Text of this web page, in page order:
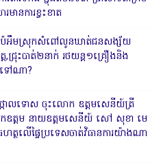
ានការខ្វះខាត
េអឹមស្រុកសំពៅលូនឃាត់ជនសង្ស័យ
,ជ្រុះបាត់២នាក់ រថយន្ត១គ្រឿងនិង
ៅណា?
ថ្កោលទោស ចុះលោក ឧត្តមសេនីយ៍ត្រី
ឧត្តម នាយឧត្តមសេនីយ៍ សៅ សុខា មេ
ធហត្ថលើផ្ទៃប្រទេសចាត់វិធានការយ៉ាងណា